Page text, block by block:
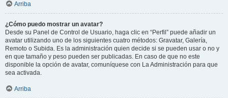
Arriba
¿Cómo puedo mostrar un avatar?
Desde su Panel de Control de Usuario, haga clic en “Perfil” puede añadir un
avatar utilizando uno de los siguientes cuatro métodos: Gravatar, Galería,
Remoto o Subida. Es la administración quien decide si se pueden usar o no y
en que tamaño y peso pueden ser publicadas. En caso de que no este
disponible la opción de avatar, comuníquese con La Administración para que
sea activada.
Arriba